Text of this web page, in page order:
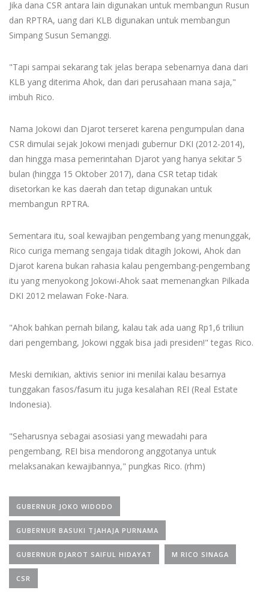
Jika dana CSR antara lain digunakan untuk membangun Rusun
dan RPTRA, uang dari KLB digunakan untuk membangun
Simpang Susun Semanggi.
"Tapi sampai sekarang tak jelas berapa sebenarnya dana dari
KLB yang diterima Ahok, dan dari perusahaan mana saja,"
imbuh Rico.
Nama Jokowi dan Djarot terseret karena pengumpulan dana
CSR dimulai sejak Jokowi menjadi gubernur DKI (2012-2014),
dan hingga masa pemerintahan Djarot yang hanya sekitar 5
bulan (hingga 15 Oktober 2017), dana CSR tetap tidak
disetorkan ke kas daerah dan tetap digunakan untuk
membangun RPTRA.
Sementara itu, soal kewajiban pengembang yang menunggak,
Rico curiga memang sengaja tidak ditagih Jokowi, Ahok dan
Djarot karena bukan rahasia kalau pengembang-pengembang
itu yang menyokong Jokowi-Ahok saat memenangkan Pilkada
DKI 2012 melawan Foke-Nara.
"Ahok bahkan pernah bilang, kalau tak ada uang Rp1,6 triliun
dari pengembang, Jokowi nggak bisa jadi presiden!" tegas Rico.
Meski demikian, aktivis senior ini menilai kalau besarnya
tunggakan fasos/fasum itu juga kesalahan REI (Real Estate
Indonesia).
"Seharusnya sebagai asosiasi yang mewadahi para
pengembang, REI bisa mendorong anggotanya untuk
melaksanakan kewajibannya," pungkas Rico. (rhm)
GUBERNUR JOKO WIDODO
GUBERNUR BASUKI TJAHAJA PURNAMA
GUBERNUR DJAROT SAIFUL HIDAYAT M RICO SINAGA
CSR